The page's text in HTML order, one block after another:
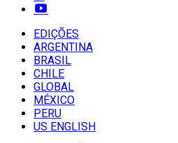
EDIÇÕES
ARGENTINA
BRASIL
CHILE
GLOBAL
MÉXICO
PERU
US ENGLISH